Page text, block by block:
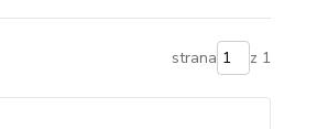
strana z 1